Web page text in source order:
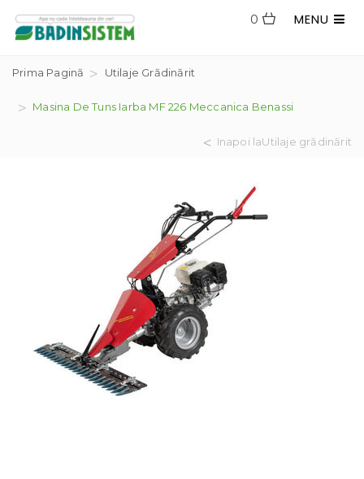
MENU
0
Prima Pagină Utilaje Grădinărit
Masina De Tuns Iarba MF 226 Meccanica Benassi
Inapoi laUtilaje grădinărit